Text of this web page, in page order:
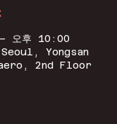
오후 10:00
Yongsan
2nd Floor